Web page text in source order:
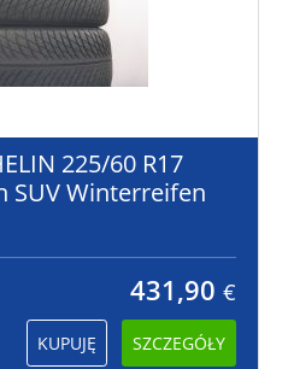
225/60 R17
SUV Winterreifen
431,90 €
KUPUJĘ SZCZEGÓŁY